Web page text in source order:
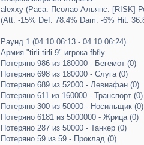
alexxy (Раса: Псолао Альянс: [RISK]
(Att: -15% Def: 78.4% Dam: -6% Hit:
Раунд 1 (04.10 06:13 - 04.10 06:24)
Армия "tirli tirli 9" игрока fbfly
Потеряно 986 из 180000 - Бегемот (0)
Потеряно 698 из 180000 - Слуга (0)
Потеряно 689 из 52000 - Левиафан (0)
Потеряно 611 из 160000 - Транспорт (0)
Потеряно 300 из 50000 - Носильщик (0)
Потеряно 6181 из 5000000 - Жрица (0)
Потеряно 287 из 50000 - Танкер (0)
Потеряно 59 из 59 - Проклад (0)